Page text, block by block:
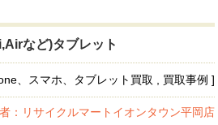
など)タブレット
、スマホ、タブレット買取 , 買取事例 ]
：リサイクルマートイオンタウン平岡店